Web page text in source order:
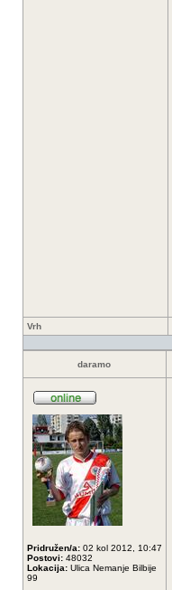
Vrh
daramo
Pridružen/a: 02 kol 2012, 10:47
Postovi: 48032
Lokacija: Ulica Nemanje Bilbije
99